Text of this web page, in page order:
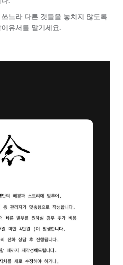
느라 다른 것들을 놓치지 않도록
유서를 맡기세요.